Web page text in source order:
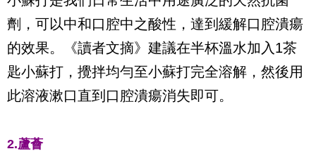
劑，可以中和口腔中之酸性，達到緩解口腔潰瘍
的效果。《讀者文摘》建議在半杯溫水加入1茶
匙小蘇打，攪拌均勻至小蘇打完全溶解，然後用
此溶液漱口直到口腔潰瘍消失即可。
2.蘆薈